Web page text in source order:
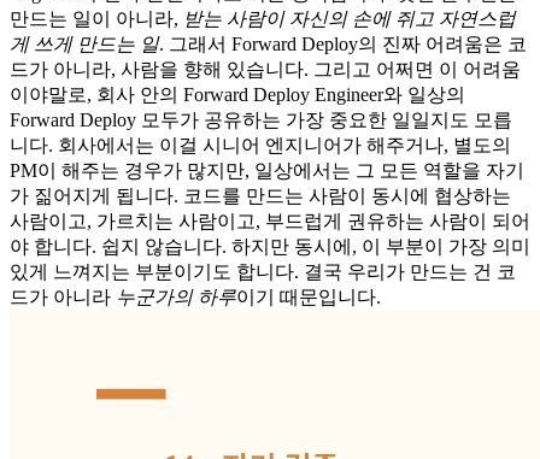
만드는 일이 아니라, 받는 사람이 자신의 손에 쥐고 자연스럽
게 쓰게 만드는 일. 그래서 Forward Deploy의 진짜 어려움은 코
드가 아니라, 사람을 향해 있습니다. 그리고 어쩌면 이 어려움
이야말로, 회사 안의 Forward Deploy Engineer와 일상의
Forward Deploy 모두가 공유하는 가장 중요한 일일지도 모릅
니다. 회사에서는 이걸 시니어 엔지니어가 해주거나, 별도의
PM이 해주는 경우가 많지만, 일상에서는 그 모든 역할을 자기
가 짊어지게 됩니다. 코드를 만드는 사람이 동시에 협상하는
사람이고, 가르치는 사람이고, 부드럽게 권유하는 사람이 되어
야 합니다. 쉽지 않습니다. 하지만 동시에, 이 부분이 가장 의미
있게 느껴지는 부분이기도 합니다. 결국 우리가 만드는 건 코
드가 아니라 누군가의 하루이기 때문입니다.